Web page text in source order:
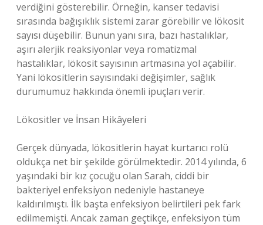
verdiğini gösterebilir. Örneğin, kanser tedavisi
sırasında bağışıklık sistemi zarar görebilir ve lökosit
sayısı düşebilir. Bunun yanı sıra, bazı hastalıklar,
aşırı alerjik reaksiyonlar veya romatizmal
hastalıklar, lökosit sayısının artmasına yol açabilir.
Yani lökositlerin sayısındaki değişimler, sağlık
durumumuz hakkında önemli ipuçları verir.
Lökositler ve İnsan Hikâyeleri
Gerçek dünyada, lökositlerin hayat kurtarıcı rolü
oldukça net bir şekilde görülmektedir. 2014 yılında, 6
yaşındaki bir kız çocuğu olan Sarah, ciddi bir
bakteriyel enfeksiyon nedeniyle hastaneye
kaldırılmıştı. İlk başta enfeksiyon belirtileri pek fark
edilmemişti. Ancak zaman geçtikçe, enfeksiyon tüm